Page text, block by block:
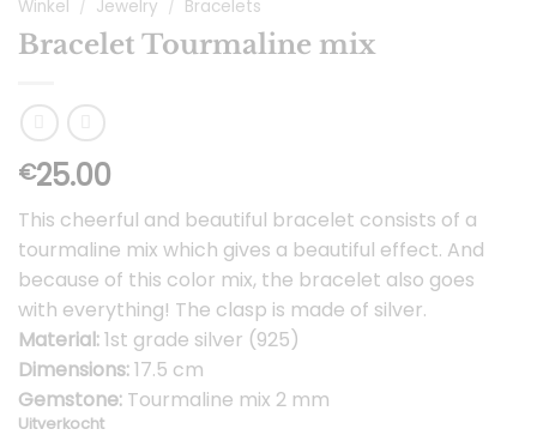
Winkel / Jewelry / Bracelets
Bracelet Tourmaline mix
€25.00
This cheerful and beautiful bracelet consists of a
tourmaline mix which gives a beautiful effect. And
because of this color mix, the bracelet also goes
with everything! The clasp is made of silver.
Material:1st grade silver (925)
Dimensions:17.5 cm
Gemstone: Tourmaline mix 2 mm
Uitverkocht